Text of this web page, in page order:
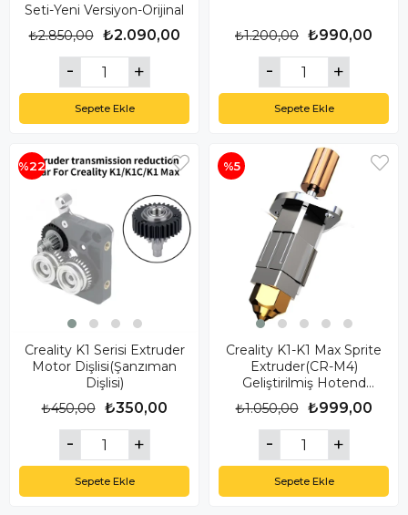
Seti-Yeni Versiyon-Orijinal
₺2.090,00
₺2.850,00
Sepete Ekle
₺990,00
₺1.200,00
Sepete Ekle
Creality K1 Serisi Extruder
Motor Dişlisi(Şanzıman
Dişlisi)
₺350,00
₺450,00
Sepete Ekle
%22
Creality K1-K1 Max Sprite
Extruder(CR-M4)
Geliştirilmiş Hotend
Seti(Mk8 Nozzle Uyumlu)
₺999,00
₺1.050,00
Sepete Ekle
%5